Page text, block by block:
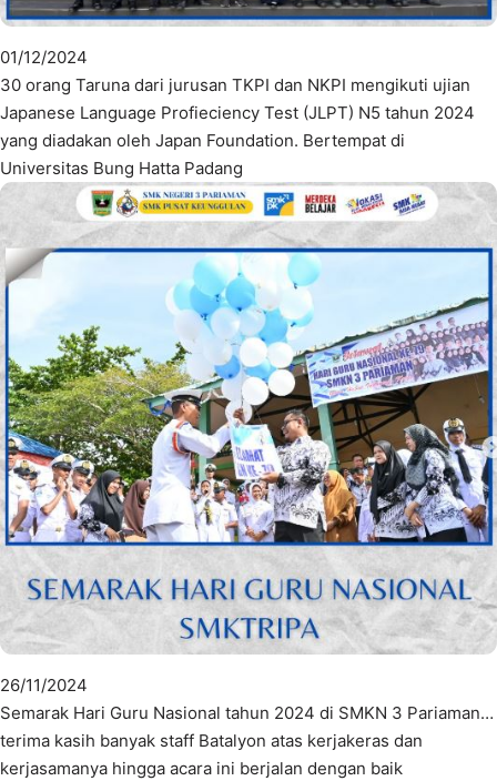
01/12/2024
30 orang Taruna dari jurusan TKPI dan NKPI mengikuti ujian
Japanese Language Profieciency Test (JLPT) N5 tahun 2024
yang diadakan oleh Japan Foundation. Bertempat di
Universitas Bung Hatta Padang
26/11/2024
Semarak Hari Guru Nasional tahun 2024 di SMKN 3 Pariaman…
terima kasih banyak staff Batalyon atas kerjakeras dan
kerjasamanya hingga acara ini berjalan dengan baik